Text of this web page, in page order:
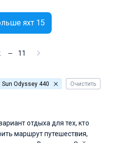
11
яхт 15
Sun Odyssey 440 Очистить
отдыха для тех, кто
маршрут путешествия,